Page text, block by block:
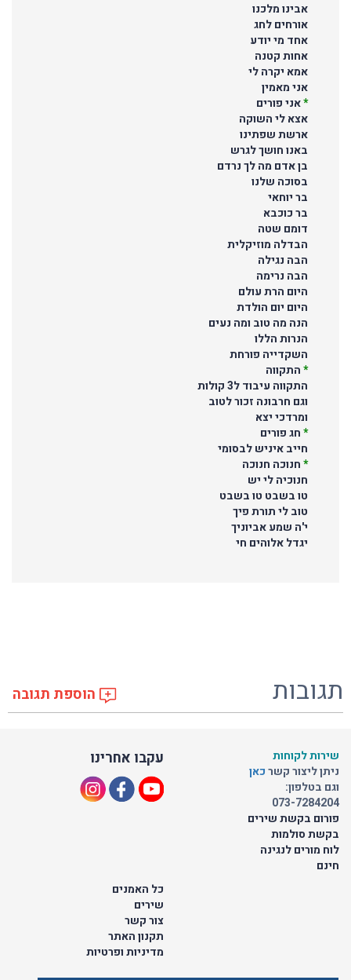
אבינו מלכנו
אורחים לחג
אחד מי יודע
אחות קטנה
אמא יקרה לי
אני מאמין
*אני פורים
אצא לי השוקה
ארשת שפתינו
באנו חושך לגרש
בן אדם מה לך נרדם
בסוכה שלנו
בר יוחאי
בר כוכבא
דומם שטה
הבדלה מוזיקלית
הבה נגילה
הבה נרימה
היום הרת עולם
היום יום הולדת
הנה מה טוב ומה נעים
הנרות הללו
השקדייה פורחת
*התקווה
התקווה עיבוד ל3 קולות
וגם חרבונה זכור לטוב
ומרדכי יצא
*חג פורים
חייב איניש לבסומי
*חנוכה חנוכה
חנוכיה לי יש
טו בשבט טו בשבט
טוב לי תורת פיך
י'ה שמע אביוניך
יגדל אלוהים חי
תגובות הוספת תגובה
עקבו אחרינו
שירות לקוחות
ניתן ליצור קשרכאן
וגם בטלפון:
073-7284204
פורום בקשת שירים
בקשת סולמות
לוח מורים לנגינה
חינם
כל האמנים
שירים
צור קשר
תקנון האתר
מדיניות ופרטיות